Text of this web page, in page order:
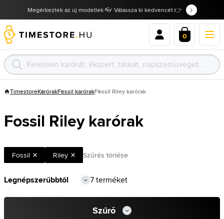
Megérkeztek az új modellek 👓 Válassza ki kedvencét 👉
0
TimestoreKarórakFossil karórakFossil Riley karórak
Fossil Riley karórak
Fossil Riley Szűrés törlése
7 terméket
Szűrő